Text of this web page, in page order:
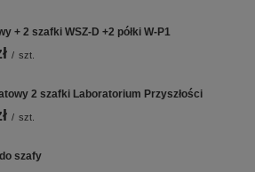
+ 2 szafki WSZ-D +2 półki W-P1
/ szt.
2 szafki Laboratorium Przyszłości
/ szt.
szafy